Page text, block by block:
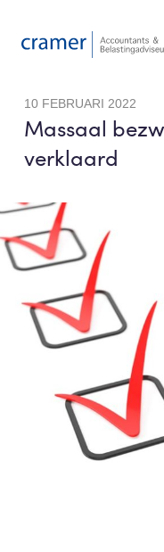
10 FEBRUARI 2022
Massaal
verklaard